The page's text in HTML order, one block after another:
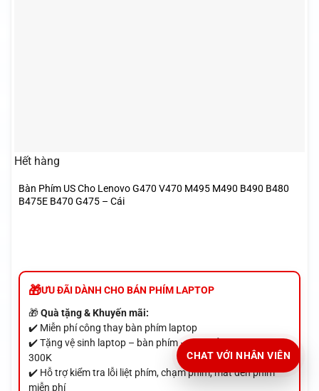
Hết hàng
Bàn Phím US Cho Lenovo G470 V470 M495 M490 B490 B480
B475E B470 G475 – Cái
ƯU ĐÃI DÀNH CHO BÁN PHÍM LAPTOP
🎁Quà tặng & Khuyến mãi:
✔️ Miễn phí công thay bàn phím laptop
✔️ Tặng vệ sinh laptop – bàn phím – quạt tản nhiệt trị giá
300K
✔️ Hỗ trợ kiểm tra lỗi liệt phím, chạm phím, mất đèn phím
miễn phí
CHAT VỚI NHÂN VIÊN